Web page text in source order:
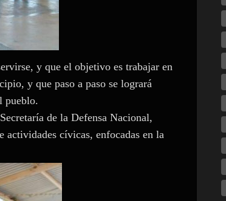
y que el objetivo es trabajar en
y que paso a paso se logrará
pueblo.
de la Defensa Nacional,
actividades cívicas, enfocadas en la